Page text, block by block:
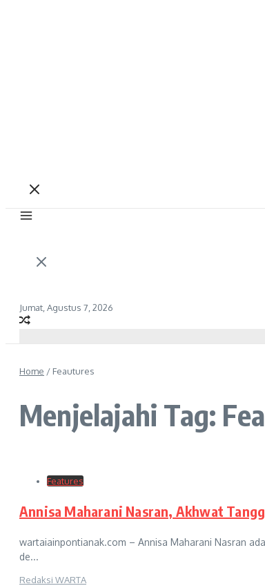
Jumat, Agustus 7, 2026
Home / Feautures
Menjelajahi Tag:
Features
Annisa Maharani Nasran, Akhwat
wartaiainpontianak.com – Annisa Maharani Nasran
de...
Redaksi WARTA